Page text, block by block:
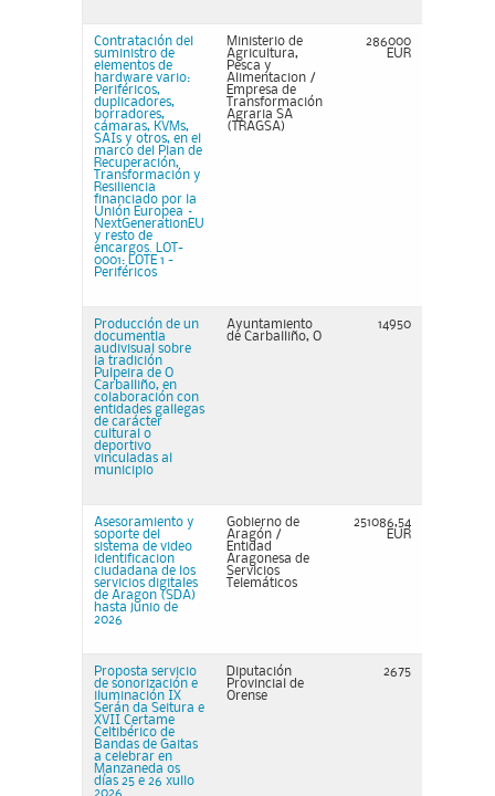
Contratación del
suministro de
elementos de
hardware vario:
Periféricos,
duplicadores,
borradores,
cámaras, KVMs,
SAIs y otros, en el
marco del Plan de
Recuperación,
Transformación y
Resiliencia
financiado por la
Unión Europea –
NextGenerationEU
y resto de
encargos. LOT-
0001: LOTE 1 -
Periféricos
Ministerio de
Agricultura,
Pesca y
Alimentacion /
Empresa de
Transformación
Agraria SA
(TRAGSA)
286000
EUR
Producción de un
documentla
audivisual sobre
la tradición
Pulpeira de O
Carballiño, en
colaboración con
entidades gallegas
de carácter
cultural o
deportivo
vinculadas al
municipio
Ayuntamiento
de Carballiño, O
14950
Asesoramiento y
soporte del
sistema de video
identificacion
ciudadana de los
servicios digitales
de Aragon (SDA)
hasta junio de
2026
Gobierno de
Aragón /
Entidad
Aragonesa de
Servicios
Telemáticos
251086,54
EUR
Proposta servicio
de sonorización e
iluminación IX
Serán da Seitura e
XVII Certame
Celtibérico de
Bandas de Gaitas
a celebrar en
Manzaneda os
días 25 e 26 xullo
2026
Diputación
Provincial de
Orense
2675